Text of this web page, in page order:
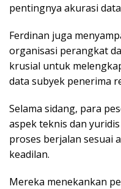
pentingnya akurasi
Ferdinan juga
organisasi perangkat
krusial untuk
data subyek penerima
Selama sidang, para
aspek teknis dan
proses berjalan sesuai
keadilan.
Mereka menekankan